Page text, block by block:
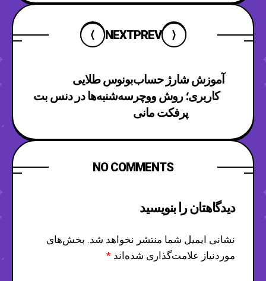
PREV
NEXT
آموزش شارژ حساب
کاربری؛ روش ووچر
پرفکت مانی
بونوس طلایی
سه‌شنبه‌ها در دنس بت
NO COMMENTS
دیدگاهتان را بنویسید
نشانی ایمیل شما منتشر نخواهد شد. بخش‌های
موردنیاز علامت‌گذاری شده‌اند *